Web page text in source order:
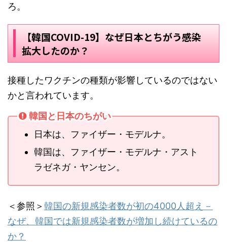
ろ。
【韓国COVID-19】なぜ日本とちがう感染
拡大したのか？
接種したワクチンの種類が影響しているのではない
かと言われています。
韓国と日本のちがい
日本は、ファイザー・モデルナ。
韓国は、ファイザー・モデルナ・アスト
ラゼネガ・ヤンセン。
＜参照＞韓国の新規感染者数が初の4000人超え－
なぜ、韓国では新規感染者数が増加し続けているの
か？